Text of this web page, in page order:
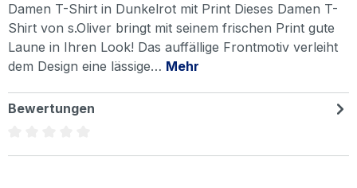
Damen T-Shirt in Dunkelrot mit Print Dieses Damen T-
Shirt von s.Oliver bringt mit seinem frischen Print gute
Laune in Ihren Look! Das auffällige Frontmotiv verleiht
dem Design eine lässige… Mehr
Bewertungen